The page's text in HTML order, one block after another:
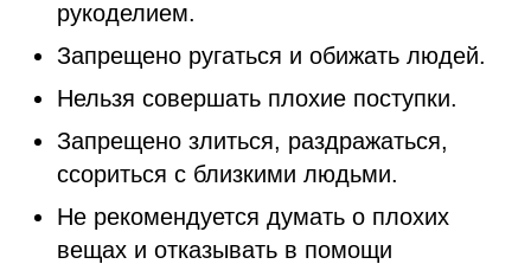
рукоделием.
Запрещено ругаться и обижать людей.
Нельзя совершать плохие поступки.
Запрещено злиться, раздражаться,
ссориться с близкими людьми.
Не рекомендуется думать о плохих
вещах и отказывать в помощи